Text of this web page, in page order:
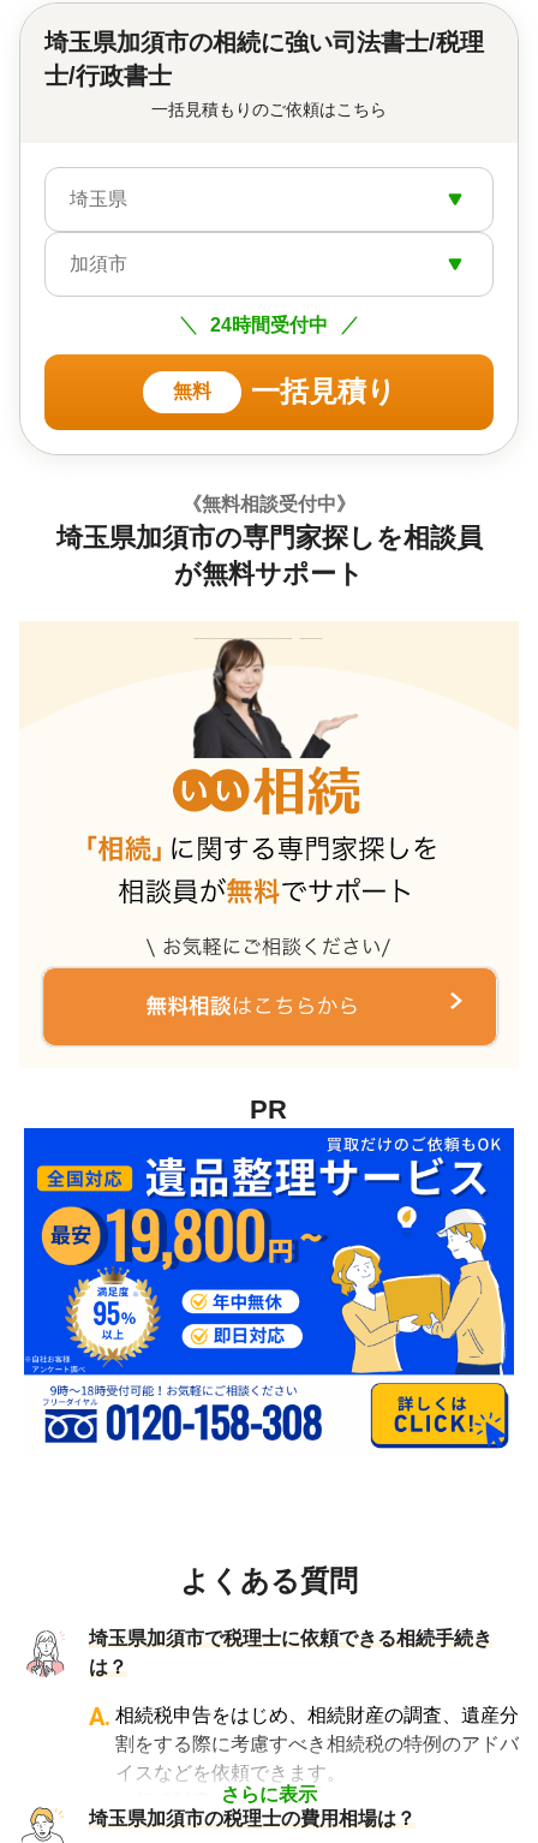
埼玉県加須市の相続に強い司法書士/税理
士/行政書士
一括見積もりのご依頼はこちら
埼玉県
加須市
24時間受付中
無料 一括見積り
《無料相談受付中》
埼玉県加須市の専門家探しを相談員
が無料サポート
PR
よくある質問
埼玉県加須市で税理士に依頼できる相続手続き
は？
さらに表示
A. 相続税申告をはじめ、相続財産の調査、遺産分
割をする際に考慮すべき相続税の特例のアドバ
イスなどを依頼できます。
・相続財産の調査
・特例等を適用した申告の遺産分割協議書の作
埼玉県加須市の税理士の費用相場は？